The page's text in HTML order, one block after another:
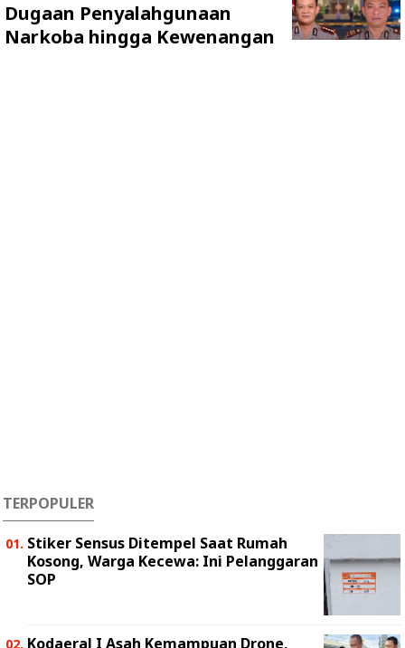
Dugaan Penyalahgunaan
Narkoba hingga Kewenangan
TERPOPULER
Stiker Sensus Ditempel Saat Rumah
Kosong, Warga Kecewa: Ini Pelanggaran
SOP
Kodaeral I Asah Kemampuan Drone,